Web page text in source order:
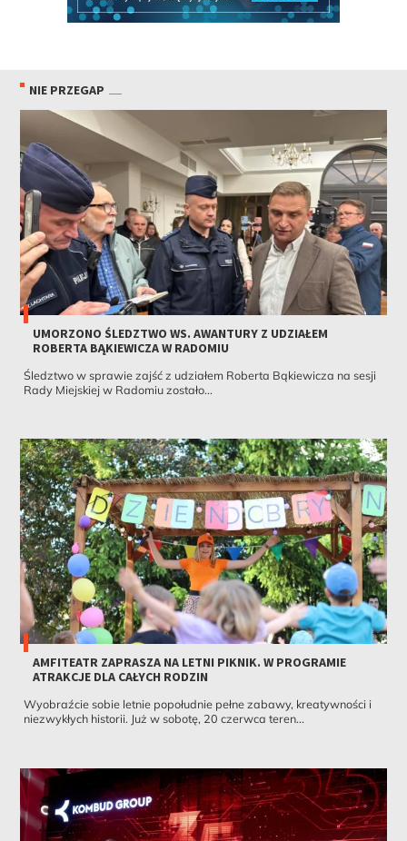
NIE PRZEGAP
UMORZONO ŚLEDZTWO WS. AWANTURY Z UDZIAŁEM
ROBERTA BĄKIEWICZA W RADOMIU
Śledztwo w sprawie zajść z udziałem Roberta Bąkiewicza na sesji
Rady Miejskiej w Radomiu zostało...
AMFITEATR ZAPRASZA NA LETNI PIKNIK. W PROGRAMIE
ATRAKCJE DLA CAŁYCH RODZIN
Wyobraźcie sobie letnie popołudnie pełne zabawy, kreatywności i
niezwykłych historii. Już w sobotę, 20 czerwca teren...